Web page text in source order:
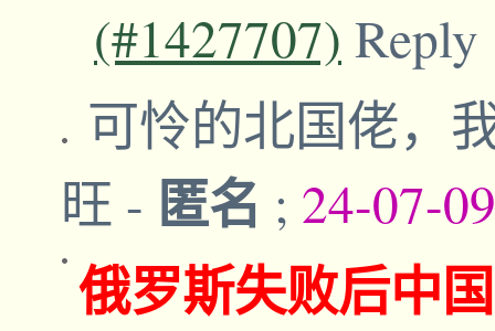
(#1427707) Reply
可怜的北国佬，
旺 - 匿名 ; 24-07-
俄罗斯失败后中